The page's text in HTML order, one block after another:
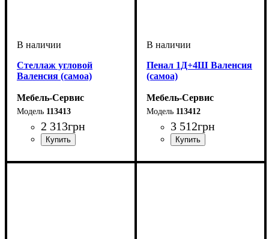
Стеллаж угловой
Валенсия (самоа)
Мебель-Сервис
113413
2 313грн
Пенал 1Д+4Ш Валенсия
(самоа)
Мебель-Сервис
113412
3 512грн